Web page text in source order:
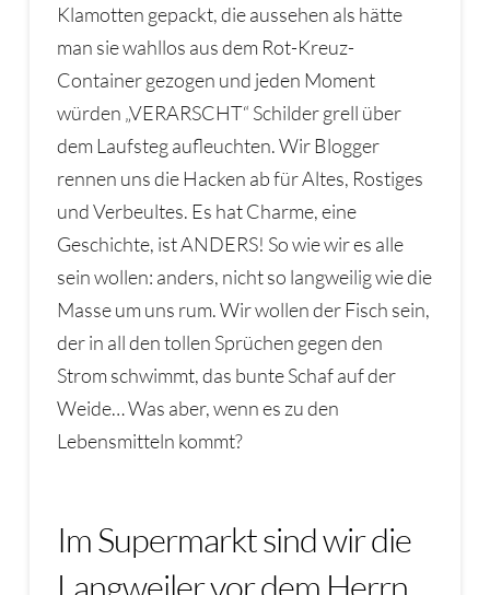
Klamotten gepackt, die aussehen als hätte
man sie wahllos aus dem Rot-Kreuz-
Container gezogen und jeden Moment
würden „VERARSCHT“ Schilder grell über
dem Laufsteg aufleuchten. Wir Blogger
rennen uns die Hacken ab für Altes, Rostiges
und Verbeultes. Es hat Charme, eine
Geschichte, ist ANDERS! So wie wir es alle
sein wollen: anders, nicht so langweilig wie die
Masse um uns rum. Wir wollen der Fisch sein,
der in all den tollen Sprüchen gegen den
Strom schwimmt, das bunte Schaf auf der
Weide… Was aber, wenn es zu den
Lebensmitteln kommt?
Im Supermarkt sind wir die
Langweiler vor dem Herrn.